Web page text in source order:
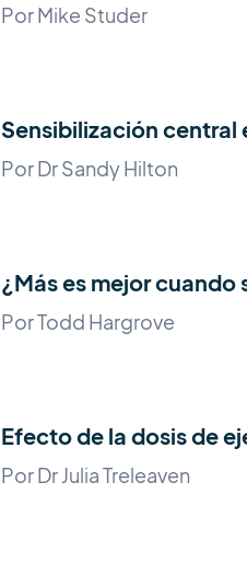
Por Mike Studer
Sensibilización central
Por Dr Sandy Hilton
¿Más es mejor
Por Todd Hargrove
Efecto de la dosis de
Por Dr Julia Treleaven